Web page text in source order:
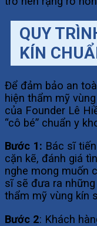
QUY
KÍN
Để đảm bảo an
hiện thẩm mỹ
của Founder Lê
“cô bé” chuẩn y
Bước 1: Bác sĩ
cặn kẽ, đánh giá
nghe mong muốn
sĩ sẽ đưa ra
thẩm mỹ vùng kín
Bước 2: Khách